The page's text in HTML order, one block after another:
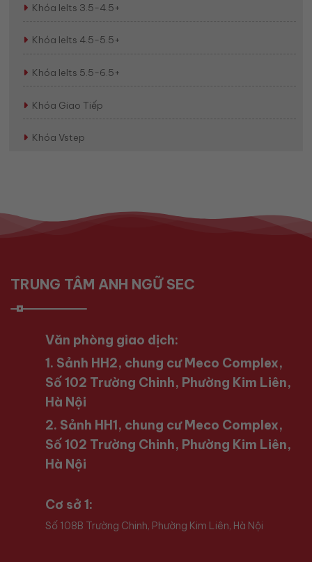
Khóa Ielts 3.5-4.5+
Khóa Ielts 4.5-5.5+
Khóa Ielts 5.5-6.5+
Khóa Giao Tiếp
Khóa Vstep
TRUNG TÂM ANH NGỮ SEC
Văn phòng giao dịch:
1. Sảnh HH2, chung cư Meco Complex,
Số 102 Trường Chinh, Phường Kim Liên,
Hà Nội
2. Sảnh HH1, chung cư Meco Complex,
Số 102 Trường Chinh, Phường Kim Liên,
Hà Nội
Cơ sở 1:
Số 108B Trường Chinh, Phường Kim Liên, Hà Nội